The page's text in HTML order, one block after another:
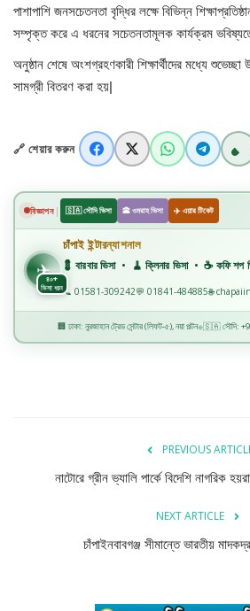
পাশাপাশি জনসচেতনতা বৃদ্ধির লক্ষে বিভিন্ন
সম্পৃক্ত করে এ ধরনের সচেতনতামূলক কার্যক্রম
অনুষ্ঠান শেষে অংশগ্রহণকারী শিক্ষার্থীদের মধ্যে
সামগ্রী বিতরণ করা হয়|
🔗 শেয়ার করুন
বিজ্ঞাপন | 🇸🇦 সৌদি ভিসা 🕋 ওমরাহ ভিসা ✈️ এয়ার টিকেট
✈৪০+
ভিসা ধরন
চাঁপাই ইন্টারন্যাশনাল
💈 বারবার ভিসা • 🧹 ক্লিনার ভিসা • ☕ কফি শপ ভিসা •
📞 01581-309242💬 01841-484885🌐
🏢 ঢাকা: নুরজাহান ট্রেড সেন্টার (লিফট-৫), নয়া পল্টন◆🇸🇦 সৌদি:
✈️
PREVIOUS
নাটোরে গ্রীন ভ্যালি পার্কে বিদেশি নাগরিক
NEXT ARTICLE
চাঁপাইনবাবগঞ্জ সীমান্তে ভারতীয়